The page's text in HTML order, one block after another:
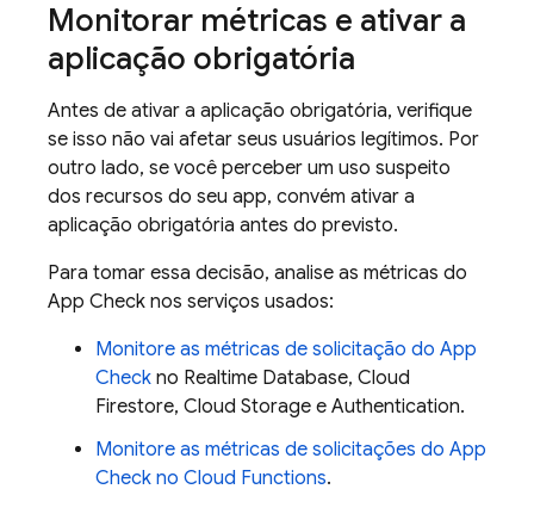
Monitorar métricas e ativar a
aplicação obrigatória
Antes de ativar a aplicação obrigatória, verifique
se isso não vai afetar seus usuários legítimos. Por
outro lado, se você perceber um uso suspeito
dos recursos do seu app, convém ativar a
aplicação obrigatória antes do previsto.
Para tomar essa decisão, analise as métricas do
App Check nos serviços usados:
Monitore as métricas de solicitação do App
Check no Realtime Database, Cloud
Firestore, Cloud Storage e Authentication.
Monitore as métricas de solicitações do App
Check no Cloud Functions.